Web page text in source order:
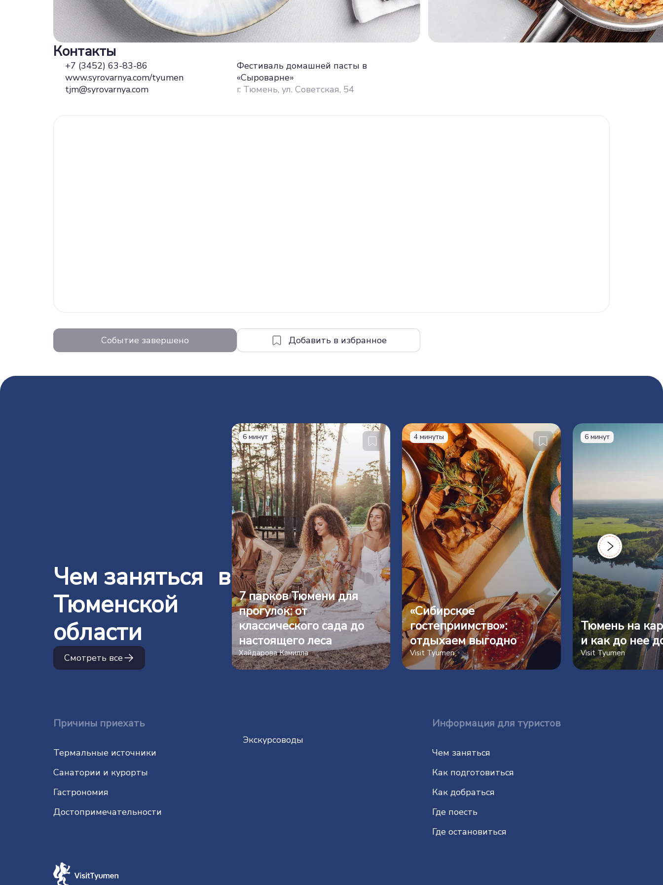
Контакты
+7 (3452) 63-83-86
www.syrovarnya.com/tyumen
tjm@syrovarnya.com
Фестиваль домашней пасты в
«Сыроварне»
г. Тюмень, ул. Советская, 54
Событие завершено
Чем заняться в
Тюменской
области
Смотреть все
6 минут
7 парков Тюмени для
прогулок: от
классического сада до
настоящего леса
Хайдарова Камилла
4 минуты
«Сибирское
гостеприимство»:
отдыхаем выгодно
Visit Tyumen
6 минут
Тюмень на
и как до нее
Visit Tyumen
Причины приехать
Термальные источники
Санатории и курорты
Гастрономия
До­сто­при­ме­ча­тель­нос­ти
Экскурсоводы
Информация для туристов
Чем заняться
Как подготовиться
Как добраться
Где поесть
Где остановиться